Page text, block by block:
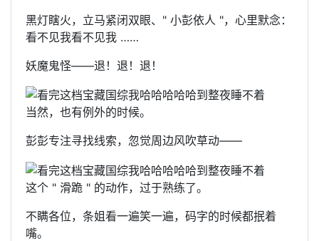
黑灯瞎火，立马紧闭双眼、" 小彭依人 "，心里默念：
看不见我看不见我 ……
妖魔鬼怪——退！退！退！
当然，也有例外的时候。
彭彭专注寻找线索，忽觉周边风吹草动——
这个 " 滑跪 " 的动作，过于熟练了。
不瞒各位，条姐看一遍笑一遍，码字的时候都抿着
嘴。